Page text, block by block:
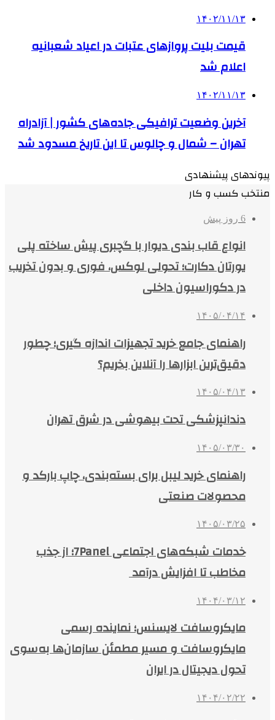
۱۴۰۲/۱۱/۱۳
قیمت بلیت پروازهای عتبات در اعیاد شعبانیه
اعلام شد
۱۴۰۲/۱۱/۱۳
آخرین وضعیت ترافیکی جاده‌های کشور | آزادراه
تهران – شمال و چالوس تا این تاریخ مسدود شد
پیوندهای پیشنهادی
منتخب کسب و کار
6 روز پیش
انواع قاب بندی دیوار با گچبری پیش ساخته پلی
یورتان دکارت؛ تحولی لوکس، فوری و بدون تخریب
در دکوراسیون داخلی
۱۴۰۵/۰۴/۱۴
راهنمای جامع خرید تجهیزات اندازه گیری؛ چطور
دقیق‌ترین ابزارها را آنلاین بخریم؟
۱۴۰۵/۰۴/۱۳
دندانپزشکی تحت بیهوشی در شرق تهران
۱۴۰۵/۰۳/۳۰
راهنمای خرید لیبل برای بسته‌بندی، چاپ بارکد و
محصولات صنعتی
۱۴۰۵/۰۳/۲۵
خدمات شبکه‌های اجتماعی 7Panel؛ از جذب
مخاطب تا افزایش درآمد
۱۴۰۴/۰۳/۱۲
مایکروسافت لایسنس؛ نماینده رسمی
مایکروسافت و مسیر مطمئن سازمان‌ها به‌سوی
تحول دیجیتال در ایران
۱۴۰۴/۰۲/۲۲